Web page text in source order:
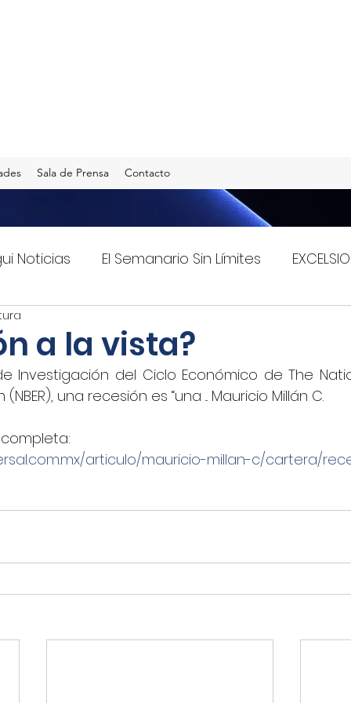
Sala de Prensa Contacto
Noticias El Semanario Sin Límites
- Audio CNN Español Nino Canún
La Jornada CANACAR DINERO EN IMAGEN
Shafaqna El Sol de Puebla EL
11Noticias Lado B El Norte
a la vista?
Investigación del Ciclo Económico de The
una recesión es “una ... Mauricio Millán C.
articulo/mauricio-millan-c/cartera/